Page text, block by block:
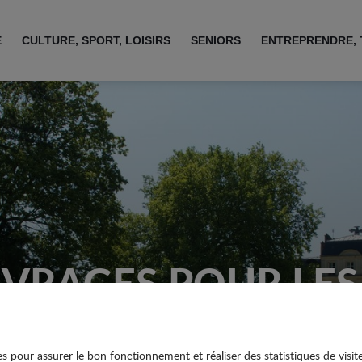
pour assurer le bon fonctionnement et réaliser des statistiques de
CULTURE, SPORT, LOISIRS SENIORS ENTREPRENDRE,
POUR